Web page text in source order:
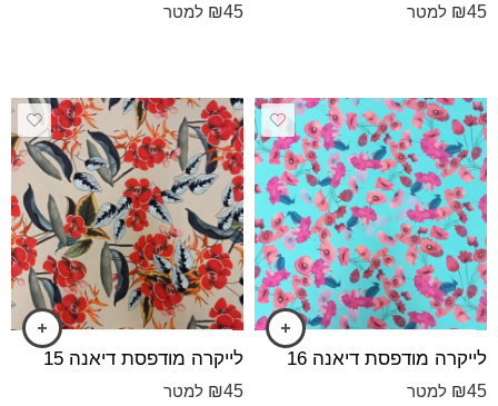
₪45 למטר ₪45 למטר
לייקרה מודפס⁩ת דיאנה 16
₪45 למטר
לייקרה מודפס⁩ת דיאנה 15
₪45 למטר